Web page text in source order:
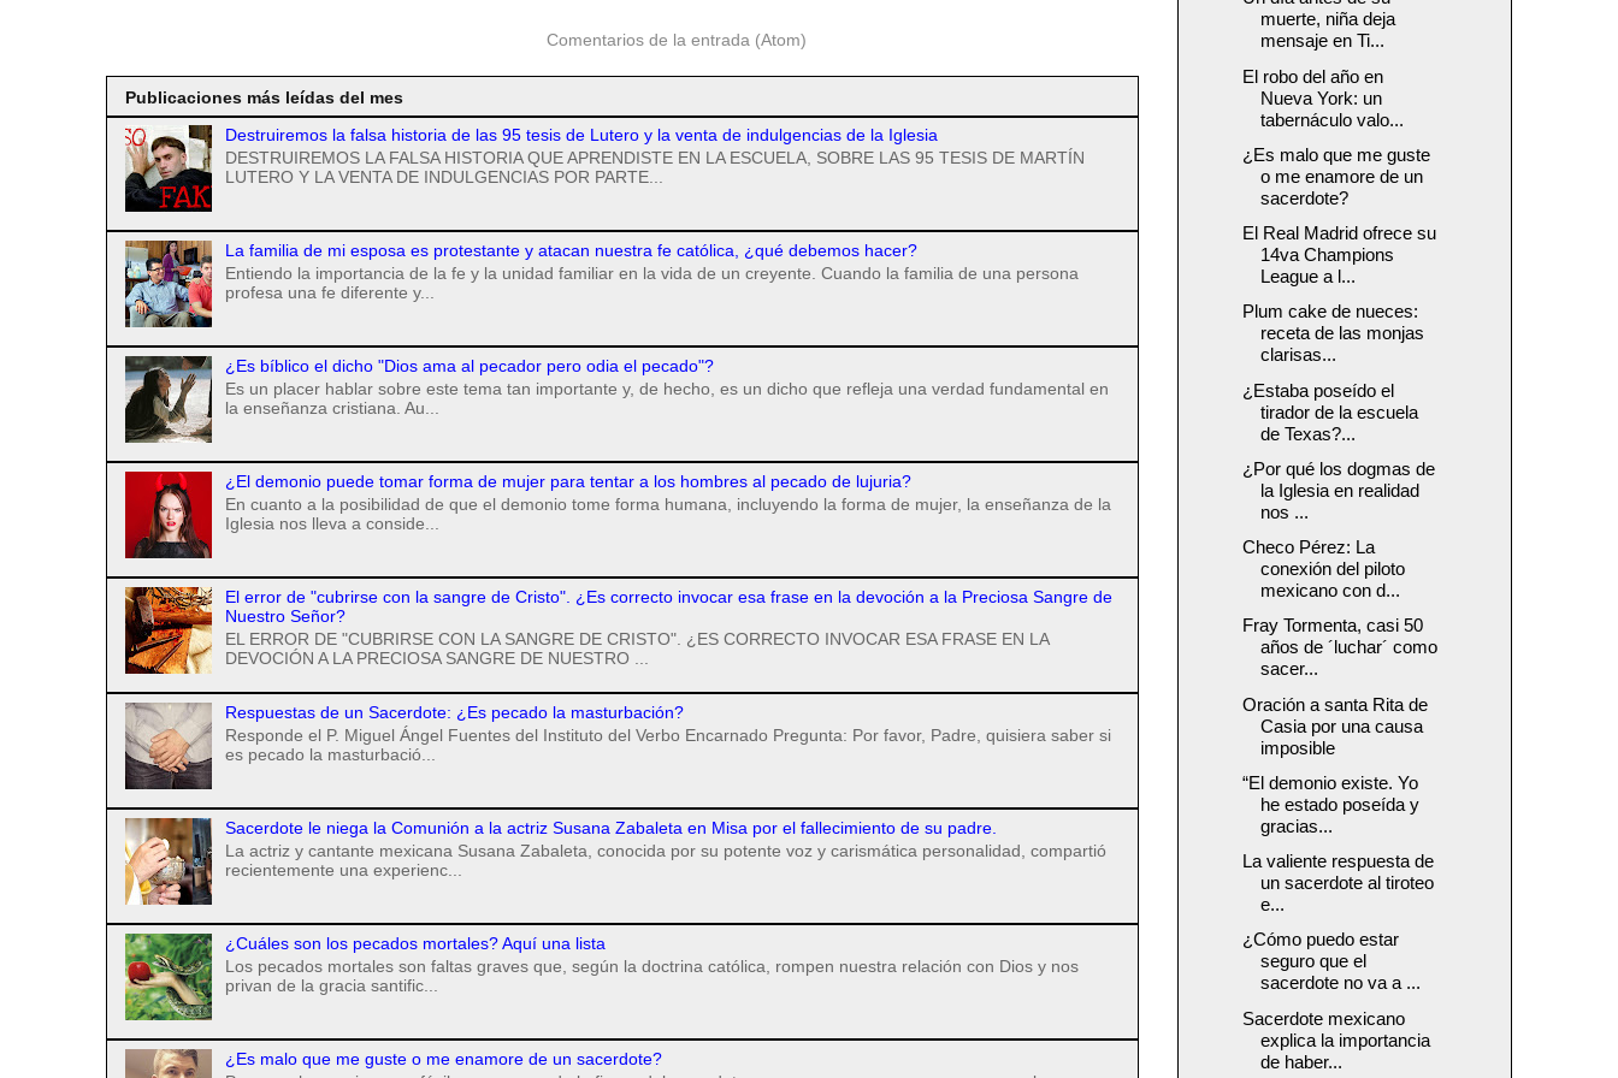
Comentarios de la entrada (Atom)
Publicaciones más leídas del mes
Destruiremos la falsa historia de las 95 tesis de Lutero y la venta de indulgencias de la Iglesia
DESTRUIREMOS LA FALSA HISTORIA QUE APRENDISTE EN LA ESCUELA, SOBRE LAS 95 TESIS DE MARTÍN
LUTERO Y LA VENTA DE INDULGENCIAS POR PARTE...
La familia de mi esposa es protestante y atacan nuestra fe católica, ¿qué debemos hacer?
Entiendo la importancia de la fe y la unidad familiar en la vida de un creyente. Cuando la familia de una persona
profesa una fe diferente y...
¿Es bíblico el dicho "Dios ama al pecador pero odia el pecado"?
Es un placer hablar sobre este tema tan importante y, de hecho, es un dicho que refleja una verdad fundamental en
la enseñanza cristiana. Au...
¿El demonio puede tomar forma de mujer para tentar a los hombres al pecado de lujuria?
En cuanto a la posibilidad de que el demonio tome forma humana, incluyendo la forma de mujer, la enseñanza de la
Iglesia nos lleva a conside...
El error de "cubrirse con la sangre de Cristo". ¿Es correcto invocar esa frase en la devoción a la Preciosa Sangre de
Nuestro Señor?
EL ERROR DE "CUBRIRSE CON LA SANGRE DE CRISTO". ¿ES CORRECTO INVOCAR ESA FRASE EN LA
DEVOCIÓN A LA PRECIOSA SANGRE DE NUESTRO ...
Respuestas de un Sacerdote: ¿Es pecado la masturbación?
Responde el P. Miguel Ángel Fuentes del Instituto del Verbo Encarnado Pregunta: Por favor, Padre, quisiera saber si
es pecado la masturbació...
Sacerdote le niega la Comunión a la actriz Susana Zabaleta en Misa por el fallecimiento de su padre.
La actriz y cantante mexicana Susana Zabaleta, conocida por su potente voz y carismática personalidad, compartió
recientemente una experienc...
¿Cuáles son los pecados mortales? Aquí una lista
Los pecados mortales son faltas graves que, según la doctrina católica, rompen nuestra relación con Dios y nos
privan de la gracia santific...
¿Es malo que me guste o me enamore de un sacerdote?
muerte, niña deja
mensaje en Ti...
El robo del año en
Nueva York: un
tabernáculo valo...
¿Es malo que me guste
o me enamore de un
sacerdote?
El Real Madrid ofrece su
14va Champions
League a l...
Plum cake de nueces:
receta de las monjas
clarisas...
¿Estaba poseído el
tirador de la escuela
de Texas?...
¿Por qué los dogmas de
la Iglesia en realidad
nos ...
Checo Pérez: La
conexión del piloto
mexicano con d...
Fray Tormenta, casi 50
años de ´luchar´ como
sacer...
Oración a santa Rita de
Casia por una causa
imposible
“El demonio existe. Yo
he estado poseída y
gracias...
La valiente respuesta de
un sacerdote al tiroteo
e...
¿Cómo puedo estar
seguro que el
sacerdote no va a ...
Sacerdote mexicano
explica la importancia
de haber...